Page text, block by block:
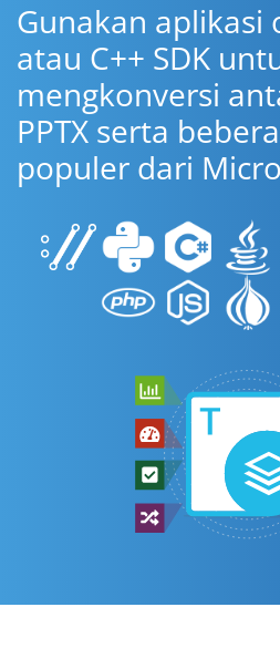
Gunakan aplikasi
atau C++ SDK
mengkonversi
PPTX serta
populer dari